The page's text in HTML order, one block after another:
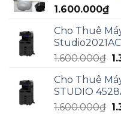
1.600.000₫
Cho Thuê
Studio2021AC
1.600.000₫
là:
Cho Thuê
STUDIO
1.600.000₫